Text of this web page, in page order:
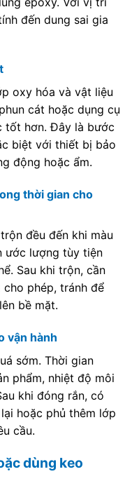
đến dung sai gia
oxy hóa và vật liệu
cát hoặc dụng cụ
tốt hơn. Đây là bước
biệt với thiết bị bảo
động hoặc ẩm.
thời gian cho
đều đến khi màu
ước lượng tùy tiện
Sau khi trộn, cần
phép, tránh để
bề mặt.
vận hành
sớm. Thời gian
phẩm, nhiệt độ môi
khi đóng rắn, có
hoặc phủ thêm lớp
cầu.
dùng keo